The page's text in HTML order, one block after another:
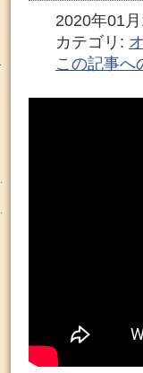
2020年01
カテゴリ:
この記事へ